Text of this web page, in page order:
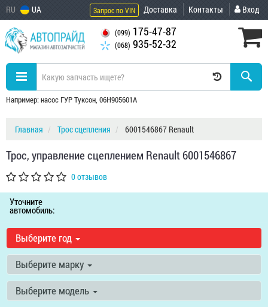
RU UA Запрос по VIN Доставка Контакты Вход
(099) 175-47-87
(068) 935-52-32
Например: насос ГУР Туксон, 06H905601A
Главная Трос сцепления 6001546867 Renault
Трос, управление сцеплением Renault 6001546867
0 отзывов
Уточните
автомобиль:
Выберите год
Выберите марку
Выберите модель